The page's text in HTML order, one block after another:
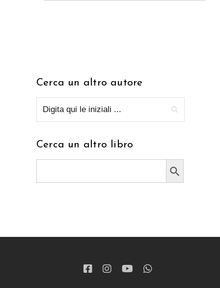
Cerca un altro autore
Cerca un altro libro
Search Button